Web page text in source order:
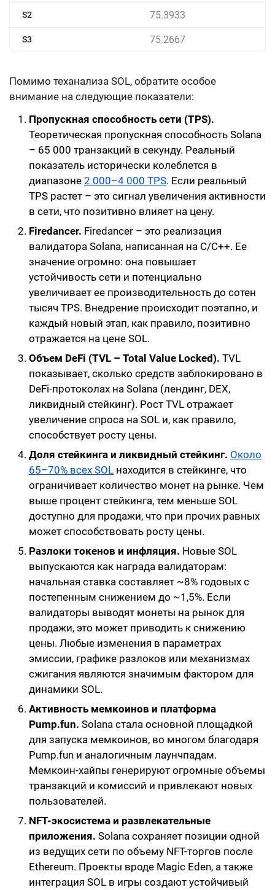
S2 75.3933
S3 75.2667
Помимо теханализа SOL, обратите особое
внимание на следующие показатели:
Пропускная способность сети (TPS).
Теоретическая пропускная способность Solana
– 65 000 транзакций в секунду. Реальный
показатель исторически колеблется в
диапазоне 2 000–4 000 TPS. Если реальный
TPS растет – это сигнал увеличения активности
в сети, что позитивно влияет на цену.
Firedancer. Firedancer – это реализация
валидатора Solana, написанная на C/C++. Ее
значение огромно: она повышает
устойчивость сети и потенциально
увеличивает ее производительность до сотен
тысяч TPS. Внедрение происходит поэтапно, и
каждый новый этап, как правило, позитивно
отражается на цене SOL.
Объем DeFi (TVL – Total Value Locked). TVL
показывает, сколько средств заблокировано в
DeFi-протоколах на Solana (лендинг, DEX,
ликвидный стейкинг). Рост TVL отражает
увеличение спроса на SOL и, как правило,
способствует росту цены.
Доля стейкинга и ликвидный стейкинг. Около
65–70% всех SOL находится в стейкинге, что
ограничивает количество монет на рынке. Чем
выше процент стейкинга, тем меньше SOL
доступно для продажи, что при прочих равных
может способствовать росту цены.
Разлоки токенов и инфляция. Новые SOL
выпускаются как награда валидаторам:
начальная ставка составляет ~8% годовых с
постепенным снижением до ~1,5%. Если
валидаторы выводят монеты на рынок для
продажи, это может приводить к снижению
цены. Любые изменения в параметрах
эмиссии, графике разлоков или механизмах
сжигания являются значимым фактором для
динамики SOL.
Активность мемкоинов и платформа
Pump.fun. Solana стала основной площадкой
для запуска мемкоинов, во многом благодаря
Pump.fun и аналогичным лаунчпадам.
Мемкоин-хайпы генерируют огромные объемы
транзакций и комиссий и привлекают новых
пользователей.
NFT-экосистема и развлекательные
приложения. Solana сохраняет позиции одной
из ведущих сети по объему NFT-торгов после
Ethereum. Проекты вроде Magic Eden, а также
интеграция SOL в игры создают устойчивый